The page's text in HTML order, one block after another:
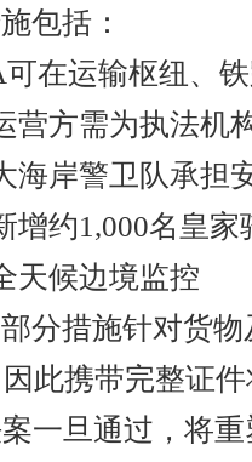
包括：
可在运输枢纽、
营方需为执法机
海岸警卫队承担
增约1,000名皇
天候边境监控
分措施针对货
此携带完整证
一旦通过，将